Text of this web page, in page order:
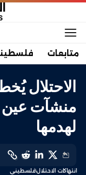
متابعات
الاحتلال
منشآت عين
لهدمها
انتهاكات الاحتلالفلسطيني